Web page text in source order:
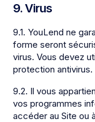
9. Virus
9.1. YouLend ne
forme seront
virus. Vous devez
protection antivirus.
9.2. Il vous
vos programmes
accéder au Site ou